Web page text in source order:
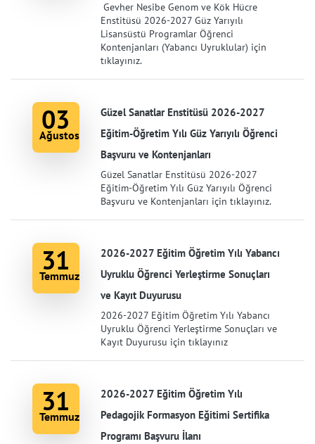
Gevher Nesibe Genom ve Kök Hücre
Enstitüsü 2026-2027 Güz Yarıyılı
Lisansüstü Programlar Öğrenci
Kontenjanları (Yabancı Uyruklular) için
tıklayınız.
03
Ağustos
Güzel Sanatlar Enstitüsü 2026-2027
Eğitim-Öğretim Yılı Güz Yarıyılı Öğrenci
Başvuru ve Kontenjanları
Güzel Sanatlar Enstitüsü 2026-2027
Eğitim-Öğretim Yılı Güz Yarıyılı Öğrenci
Başvuru ve Kontenjanları için tıklayınız.
31
Temmuz
2026-2027 Eğitim Öğretim Yılı Yabancı
Uyruklu Öğrenci Yerleştirme Sonuçları
ve Kayıt Duyurusu
2026-2027 Eğitim Öğretim Yılı Yabancı
Uyruklu Öğrenci Yerleştirme Sonuçları ve
Kayıt Duyurusu için tıklayınız
31
Temmuz
2026-2027 Eğitim Öğretim Yılı
Pedagojik Formasyon Eğitimi Sertifika
Programı Başvuru İlanı